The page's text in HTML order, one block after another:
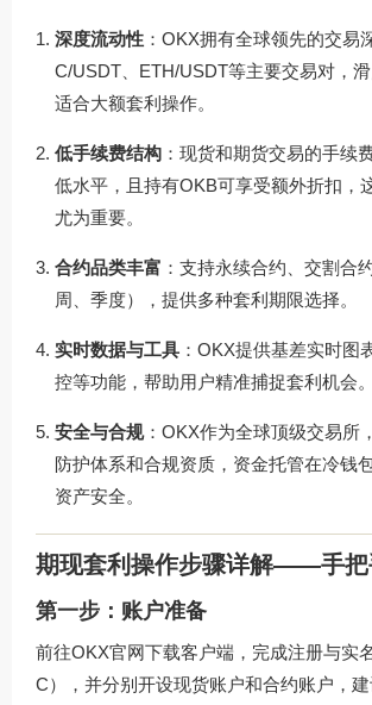
深度流动性 ：OKX拥有全球领先的交易
C/USDT、ETH/USDT等主要交易对，滑
适合大额套利操作。
低手续费结构 ：现货和期货交易的手续
低水平，且持有OKB可享受额外折扣，
尤为重要。
合约品类丰富 ：支持永续合约、交割合
周、季度），提供多种套利期限选择。
实时数据与工具 ：OKX提供基差实时图
控等功能，帮助用户精准捕捉套利机会。
安全与合规：OKX作为全球顶级交易所
防护体系和合规资质，资金托管在冷钱
资产安全。
期现套利操作步骤详解——手把
第一步：账户准备
前往OKX官网下载客户端，完成注册与实
C），并分别开设现货账户和合约账户，